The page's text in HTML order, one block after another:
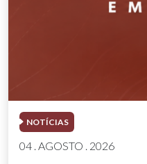
NOTÍCIAS
04 . AGOSTO . 2026